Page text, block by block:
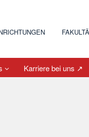
Karriere bei uns ↗